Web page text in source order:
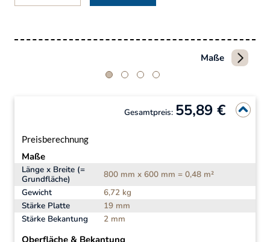
Maße
Gesamtpreis: 55,89 €
Preisberechnung
Maße
Länge x Breite (=
Grundfläche)
800 mm x 600 mm = 0,48 m²
Gewicht
6,72 kg
Stärke Platte
19 mm
Stärke Bekantung
2 mm
Oberfläche & Bekantung